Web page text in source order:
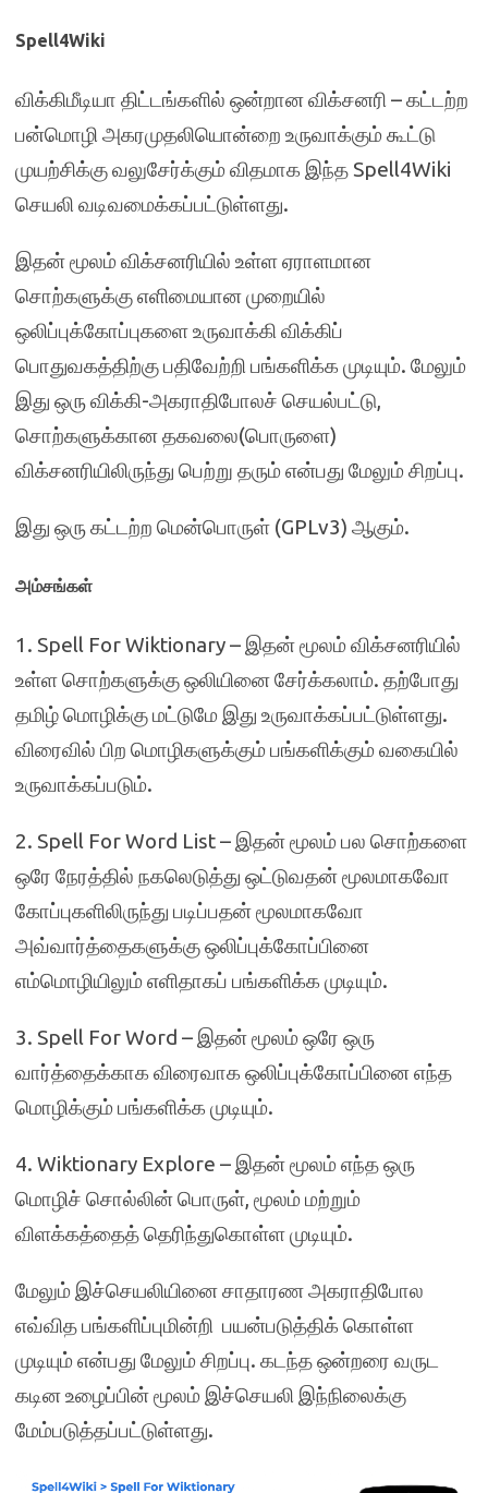
Spell4Wiki
விக்கிமீடியா திட்டங்களில் ஒன்றான விக்சனரி – கட்டற்ற
பன்மொழி அகரமுதலியொன்றை உருவாக்கும் கூட்டு
முயற்சிக்கு வலுசேர்க்கும் விதமாக இந்த Spell4Wiki
செயலி வடிவமைக்கப்பட்டுள்ளது.
இதன் மூலம் விக்சனரியில் உள்ள ஏராளமான
சொற்களுக்கு எளிமையான முறையில்
ஒலிப்புக்கோப்புகளை உருவாக்கி விக்கிப்
பொதுவகத்திற்கு பதிவேற்றி பங்களிக்க முடியும். மேலும்
இது ஒரு விக்கி-அகராதிபோலச் செயல்பட்டு,
சொற்களுக்கான தகவலை(பொருளை)
விக்சனரியிலிருந்து பெற்று தரும் என்பது மேலும் சிறப்பு.
இது ஒரு கட்டற்ற மென்பொருள் (GPLv3) ஆகும்.
அம்சங்கள்
1. Spell For Wiktionary– இதன் மூலம் விக்சனரியில்
உள்ள சொற்களுக்கு ஒலியினை சேர்க்கலாம். தற்போது
தமிழ் மொழிக்கு மட்டுமே இது உருவாக்கப்பட்டுள்ளது.
விரைவில் பிற மொழிகளுக்கும் பங்களிக்கும் வகையில்
உருவாக்கப்படும்.
2. Spell For Word List– இதன் மூலம் பல சொற்களை
ஒரே நேரத்தில் நகலெடுத்து ஒட்டுவதன் மூலமாகவோ
கோப்புகளிலிருந்து படிப்பதன் மூலமாகவோ
அவ்வார்த்தைகளுக்கு ஒலிப்புக்கோப்பினை
எம்மொழியிலும் எளிதாகப் பங்களிக்க முடியும்.
3. Spell For Word – இதன் மூலம் ஒரே ஒரு
வார்த்தைக்காக விரைவாக ஒலிப்புக்கோப்பினை எந்த
மொழிக்கும் பங்களிக்க முடியும்.
4. Wiktionary Explore – இதன் மூலம் எந்த ஒரு
மொழிச் சொல்லின் பொருள், மூலம் மற்றும்
விளக்கத்தைத் தெரிந்துகொள்ள முடியும்.
மேலும் இச்செயலியினை சாதாரண அகராதிபோல
எவ்வித பங்களிப்புமின்றி பயன்படுத்திக் கொள்ள
முடியும் என்பது மேலும் சிறப்பு. கடந்த ஒன்றரை வருட
கடின உழைப்பின் மூலம் இச்செயலி இந்நிலைக்கு
மேம்படுத்தப்பட்டுள்ளது.